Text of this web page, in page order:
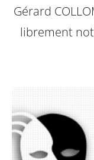
Gérard
librement